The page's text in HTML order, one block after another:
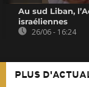
Au sud Liban,
israéliennes
26/06 - 16:24
PLUS